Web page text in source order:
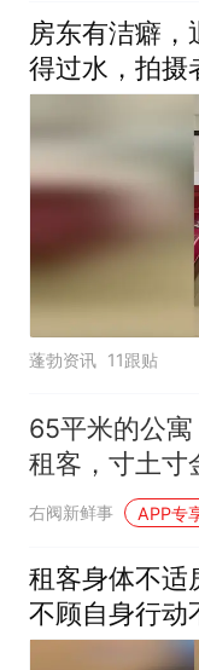
房东有洁癖
得过水，拍摄
租客都喜欢
蓬勃资讯 11跟贴
65平米的公
租客，寸土寸
右阀新鲜事 APP专
租客身体不适
不顾自身行动